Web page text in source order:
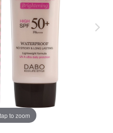
to zoom